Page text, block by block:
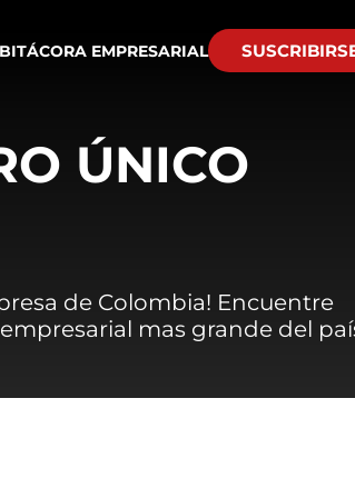
BITÁCORA EMPRESARIAL
ÚNICO
de Colombia! Encuentre
mas grande del